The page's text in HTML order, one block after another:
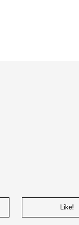
Like!